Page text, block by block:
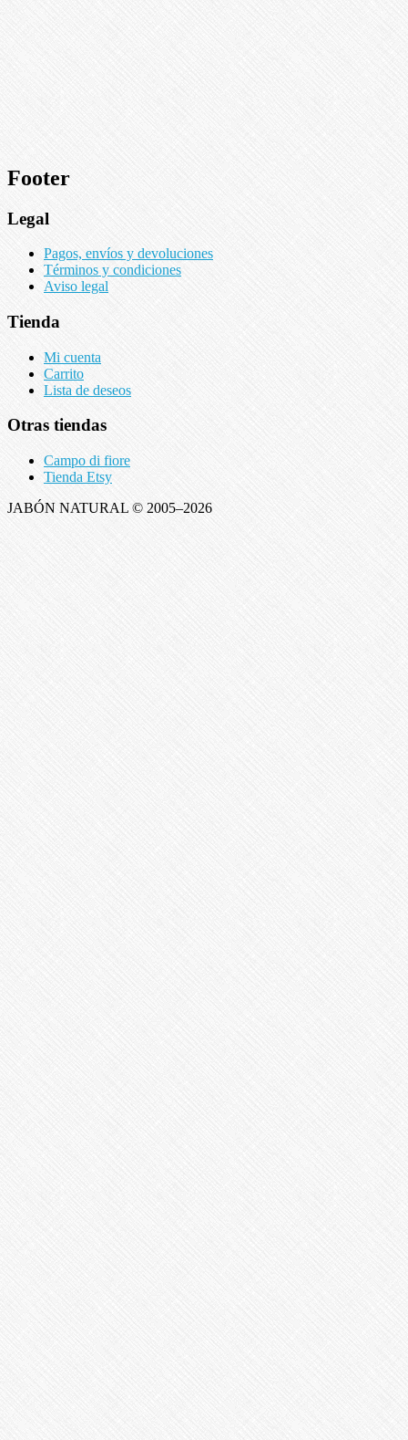
Footer
Legal
Pagos, envíos y devoluciones
Términos y condiciones
Aviso legal
Tienda
Mi cuenta
Carrito
Lista de deseos
Otras tiendas
Campo di fiore
Tienda Etsy
JABÓN NATURAL © 2005–2026